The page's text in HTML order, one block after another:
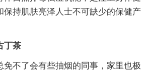
保持肌肤亮泽人士不可缺少的保健产
茶
不了会有些抽烟的同事，家里也极